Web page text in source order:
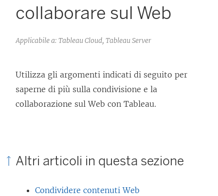
collaborare sul Web
Applicabile a: Tableau Cloud, Tableau Server
Utilizza gli argomenti indicati di seguito per
saperne di più sulla condivisione e la
collaborazione sul Web con Tableau.
Altri articoli in questa sezione
Condividere contenuti Web